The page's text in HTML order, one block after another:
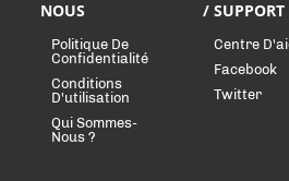
NOUS
Politique De
Confidentialité
Conditions
D'utilisation
Qui Sommes-
Nous ?
/ SUPPORT
Centre
Facebook
Twitter